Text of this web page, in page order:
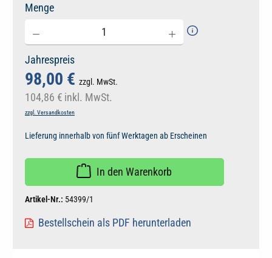
Menge
Jahrespreis
98,00 € zzgl. MwSt.
104,86 € inkl. MwSt.
zzgl. Versandkosten
Lieferung innerhalb von fünf Werktagen ab Erscheinen
In den Warenkorb
Artikel-Nr.: 54399/1
Bestellschein als PDF herunterladen